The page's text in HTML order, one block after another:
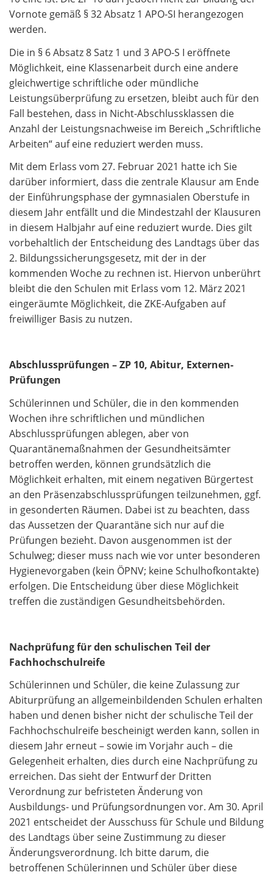
Vornote gemäß § 32 Absatz 1 APO-SI herangezogen
werden.
Die in § 6 Absatz 8 Satz 1 und 3 APO-S I eröffnete
Möglichkeit, eine Klassenarbeit durch eine andere
gleichwertige schriftliche oder mündliche
Leistungsüberprüfung zu ersetzen, bleibt auch für den
Fall bestehen, dass in Nicht-Abschlussklassen die
Anzahl der Leistungsnachweise im Bereich „Schriftliche
Arbeiten“ auf eine reduziert werden muss.
Mit dem Erlass vom 27. Februar 2021 hatte ich Sie
darüber informiert, dass die zentrale Klausur am Ende
der Einführungsphase der gymnasialen Oberstufe in
diesem Jahr entfällt und die Mindestzahl der Klausuren
in diesem Halbjahr auf eine reduziert wurde. Dies gilt
vorbehaltlich der Entscheidung des Landtags über das
2. Bildungssicherungsgesetz, mit der in der
kommenden Woche zu rechnen ist. Hiervon unberührt
bleibt die den Schulen mit Erlass vom 12. März 2021
eingeräumte Möglichkeit, die ZKE-Aufgaben auf
freiwilliger Basis zu nutzen.
Abschlussprüfungen – ZP 10, Abitur, Externen-
Prüfungen
Schülerinnen und Schüler, die in den kommenden
Wochen ihre schriftlichen und mündlichen
Abschlussprüfungen ablegen, aber von
Quarantänemaßnahmen der Gesundheitsämter
betroffen werden, können grundsätzlich die
Möglichkeit erhalten, mit einem negativen Bürgertest
an den Präsenzabschlussprüfungen teilzunehmen, ggf.
in gesonderten Räumen. Dabei ist zu beachten, dass
das Aussetzen der Quarantäne sich nur auf die
Prüfungen bezieht. Davon ausgenommen ist der
Schulweg; dieser muss nach wie vor unter besonderen
Hygienevorgaben (kein ÖPNV; keine Schulhofkontakte)
erfolgen. Die Entscheidung über diese Möglichkeit
treffen die zuständigen Gesundheitsbehörden.
Nachprüfung für den schulischen Teil der
Fachhochschulreife
Schülerinnen und Schüler, die keine Zulassung zur
Abiturprüfung an allgemeinbildenden Schulen erhalten
haben und denen bisher nicht der schulische Teil der
Fachhochschulreife bescheinigt werden kann, sollen in
diesem Jahr erneut – sowie im Vorjahr auch – die
Gelegenheit erhalten, dies durch eine Nachprüfung zu
erreichen. Das sieht der Entwurf der Dritten
Verordnung zur befristeten Änderung von
Ausbildungs- und Prüfungsordnungen vor. Am 30. April
2021 entscheidet der Ausschuss für Schule und Bildung
des Landtags über seine Zustimmung zu dieser
Änderungsverordnung. Ich bitte darum, die
betroffenen Schülerinnen und Schüler über diese